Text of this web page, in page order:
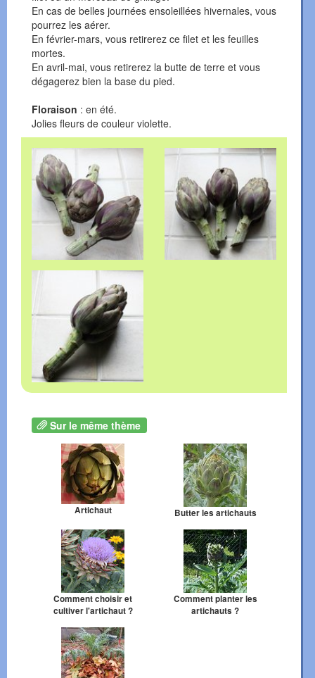
En cas de belles journées ensoleillées hivernales, vous
pourrez les aérer.
En février-mars, vous retirerez ce filet et les feuilles
mortes.
En avril-mai, vous retirerez la butte de terre et vous
dégagerez bien la base du pied.
Floraison : en été.
Jolies fleurs de couleur violette.
Sur le même thème
Artichaut Butter les artichauts
Comment choisir et
cultiver l'artichaut ?
Comment planter les
artichauts ?